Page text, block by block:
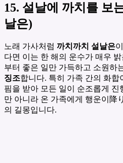
15. 설날에 까치를 보
날은)
노래 가사처럼 까치까치 설날은
다면 이는 한 해의 운수가 매우
부터 좋은 일만 가득하고 소원하
징조합니다. 특히 가족 간의 화
핌을 받아 모든 일이 순조롭게 진
만 아니라 온 가족에게 행운이降
의 길몽입니다.